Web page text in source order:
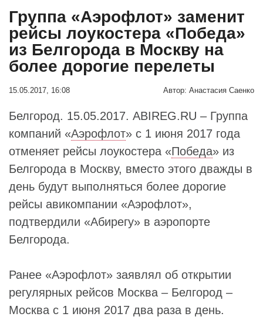
Группа «Аэрофлот» заменит
рейсы лоукостера «Победа»
из Белгорода в Москву на
более дорогие перелеты
15.05.2017, 16:08 Автор: Анастасия Саенко
Белгород. 15.05.2017. ABIREG.RU – Группа
компаний «Аэрофлот» с 1 июня 2017 года
отменяет рейсы лоукостера «Победа» из
Белгорода в Москву, вместо этого дважды в
день будут выполняться более дорогие
рейсы авикомпании «Аэрофлот»,
подтвердили «Абирегу» в аэропорте
Белгорода.
Ранее «Аэрофлот» заявлял об открытии
регулярных рейсов Москва – Белгород –
Москва с 1 июня 2017 два раза в день.